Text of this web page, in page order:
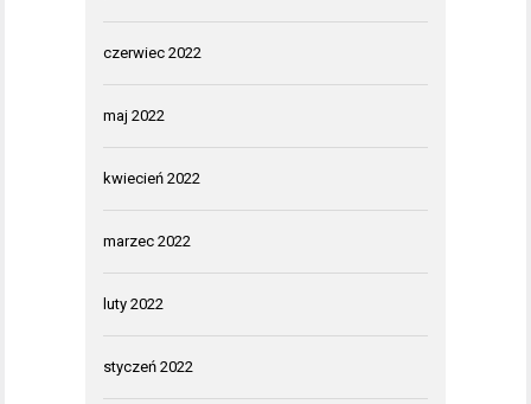
czerwiec 2022
maj 2022
kwiecień 2022
marzec 2022
luty 2022
styczeń 2022